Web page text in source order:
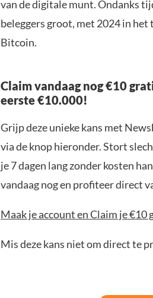
van de digitale munt. Ondanks
beleggers groot, met 2024 in
Bitcoin.
Claim vandaag nog €10
eerste €10.000!
Grijp deze unieke kans met
via de knop hieronder. Stort
je 7 dagen lang zonder kosten
vandaag nog en profiteer direct
Maak je account en Claim je €10
Mis deze kans niet om direct te